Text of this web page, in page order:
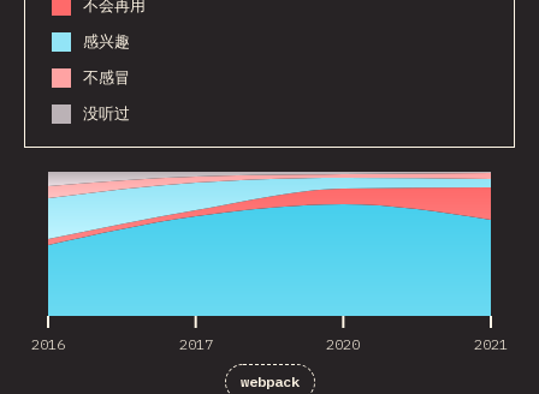
不会再用
感兴趣
不感冒
没听过
2016 2017 2020 2021
2016 2017 2020 2021
webpack